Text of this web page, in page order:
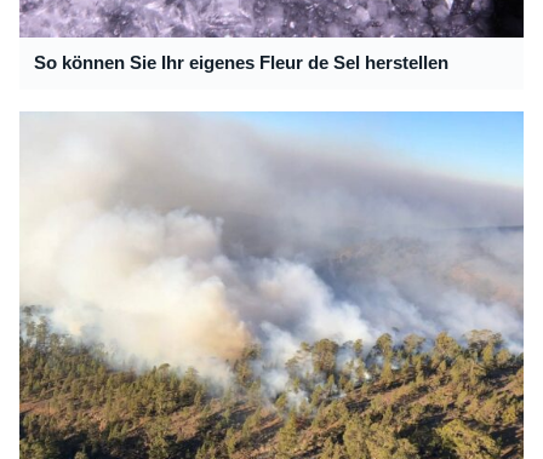
So können Sie Ihr eigenes Fleur de Sel herstellen